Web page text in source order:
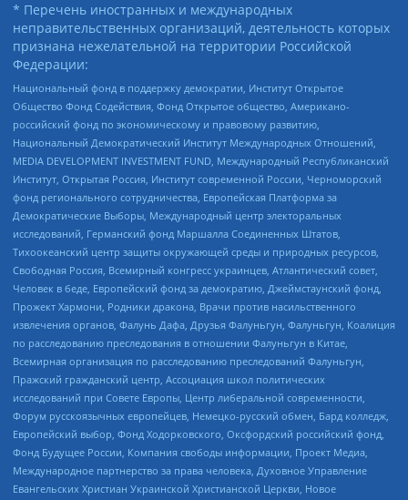
* Перечень иностранных и международных
неправительственных организаций, деятельность которых
признана нежелательной на территории Российской
Федерации:
Национальный фонд в поддержку демократии, Институт Открытое
Общество Фонд Содействия, Фонд Открытое общество, Американо-
российский фонд по экономическому и правовому развитию,
Национальный Демократический Институт Международных Отношений,
MEDIA DEVELOPMENT INVESTMENT FUND, Международный Республиканский
Институт, Открытая Россия, Институт современной России, Черноморский
фонд регионального сотрудничества, Европейская Платформа за
Демократические Выборы, Международный центр электоральных
исследований, Германский фонд Маршалла Соединенных Штатов,
Тихоокеанский центр защиты окружающей среды и природных ресурсов,
Свободная Россия, Всемирный конгресс украинцев, Атлантический совет,
Человек в беде, Европейский фонд за демократию, Джеймстаунский фонд,
Прожект Хармони, Родники дракона, Врачи против насильственного
извлечения органов, Фалунь Дафа, Друзья Фалуньгун, Фалуньгун, Коалиция
по расследованию преследования в отношении Фалуньгун в Китае,
Всемирная организация по расследованию преследований Фалуньгун,
Пражский гражданский центр, Ассоциация школ политических
исследований при Совете Европы, Центр либеральной современности,
Форум русскоязычных европейцев, Немецко-русский обмен, Бард колледж,
Европейский выбор, Фонд Ходорковского, Оксфордский российский фонд,
Фонд Будущее России, Компания свободы информации, Проект Медиа,
Международное партнерство за права человека, Духовное Управление
Евангельских Христиан Украинской Христианской Церкви, Новое